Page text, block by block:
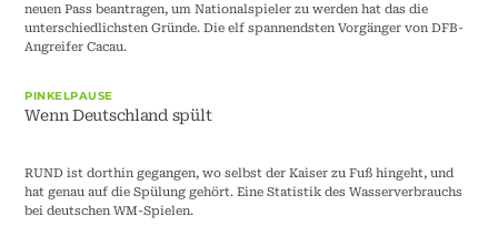
neuen Pass beantragen, um Nationalspieler zu werden hat das die
unterschiedlichsten Gründe. Die elf spannendsten Vorgänger von DFB-
Angreifer Cacau.
PINKELPAUSE
Wenn Deutschland spült
RUND ist dorthin gegangen, wo selbst der Kaiser zu Fuß hingeht, und
hat genau auf die Spülung gehört. Eine Statistik des Wasserverbrauchs
bei deutschen WM-Spielen.